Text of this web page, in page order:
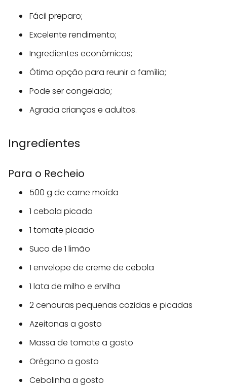
Fácil preparo;
Excelente rendimento;
Ingredientes econômicos;
Ótima opção para reunir a família;
Pode ser congelado;
Agrada crianças e adultos.
Ingredientes
Para o Recheio
500 g de carne moída
1 cebola picada
1 tomate picado
Suco de 1 limão
1 envelope de creme de cebola
1 lata de milho e ervilha
2 cenouras pequenas cozidas e picadas
Azeitonas a gosto
Massa de tomate a gosto
Orégano a gosto
Cebolinha a gosto